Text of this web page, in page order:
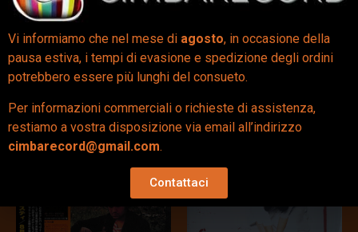
Terra Mia (LP) – Pino
Daniele
50,00€
Visioneers
48,00€
Vi informiamo che nel mese di agosto, in occasione della
pausa estiva, i tempi di evasione e spedizione degli ordini
potrebbero essere più lunghi del consueto.
Per informazioni commerciali o richieste di assistenza,
restiamo a vostra disposizione via email all’indirizzo
cimbarecord@gmail.com.
Contattaci